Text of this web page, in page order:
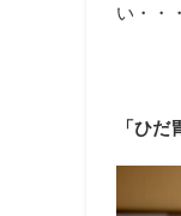
い・・
「ひ